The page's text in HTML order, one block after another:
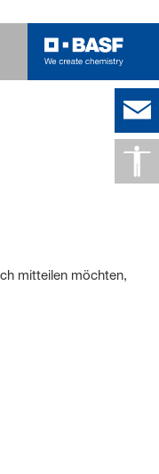
mitteilen möchten,